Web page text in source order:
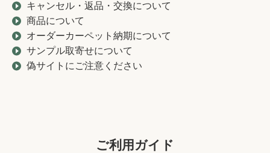
キャンセル・返品・交換について
商品について
オーダーカーペット納期について
サンプル取寄せについて
偽サイトにご注意ください
ご利用ガイド